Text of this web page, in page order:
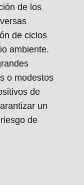
de los
de ciclos
ambiente.
o modestos
de
un
de